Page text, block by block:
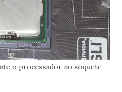
o processador no soquete